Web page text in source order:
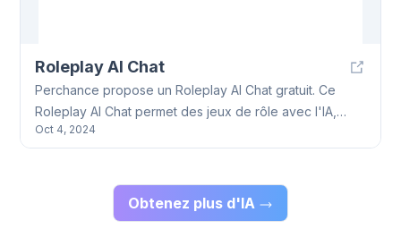
Roleplay AI Chat
Perchance propose un Roleplay AI Chat gratuit. Ce
Roleplay AI Chat permet des jeux de rôle avec l'IA,
l'assistance à l'écriture et la génération d'histoires, le
Oct 4, 2024
Obtenez plus d'IA